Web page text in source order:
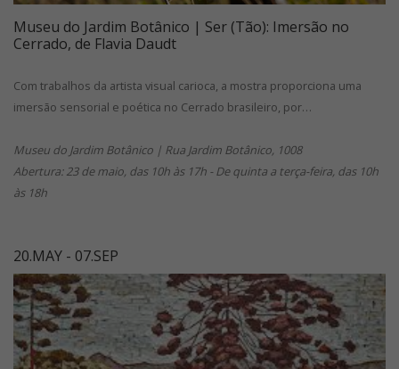
Museu do Jardim Botânico | Ser (Tão): Imersão no
Cerrado, de Flavia Daudt
Com trabalhos da artista visual carioca, a mostra proporciona uma
imersão sensorial e poética no Cerrado brasileiro, por…
Museu do Jardim Botânico | Rua Jardim Botânico, 1008
Abertura: 23 de maio, das 10h às 17h - De quinta a terça-feira, das 10h
às 18h
20.MAY - 07.SEP